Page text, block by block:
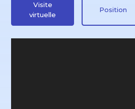
Visite
virtuelle
Position